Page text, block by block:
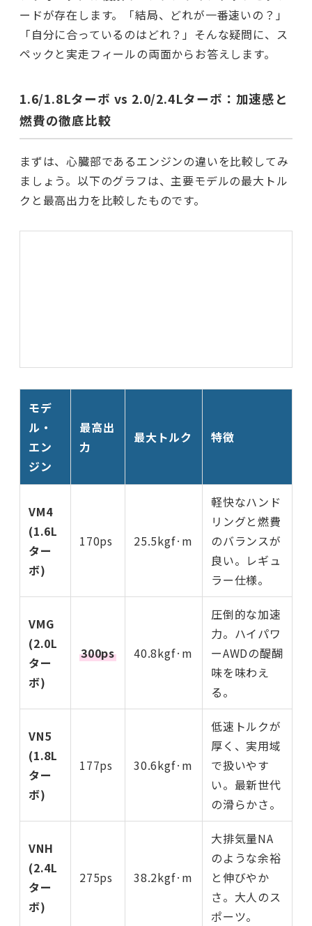
ードが存在します。「結局、どれが一番速いの？」
「自分に合っているのはどれ？」そんな疑問に、ス
ペックと実走フィールの両面からお答えします。
1.6/1.8Lターボ vs 2.0/2.4Lターボ：加速感と
燃費の徹底比較
まずは、心臓部であるエンジンの違いを比較してみ
ましょう。以下のグラフは、主要モデルの最大トル
クと最高出力を比較したものです。
モデ
ル・
エン
ジン
最高出
力
最大トルク 特徴
VM4
(1.6L
ター
ボ)
170ps 25.5kgf·m
軽快なハンド
リングと燃費
のバランスが
良い。レギュ
ラー仕様。
VMG
(2.0L
ター
ボ)
300ps 40.8kgf·m
圧倒的な加速
力。ハイパワ
ーAWDの醍醐
味を味わえ
る。
VN5
(1.8L
ター
ボ)
177ps 30.6kgf·m
低速トルクが
厚く、実用域
で扱いやす
い。最新世代
の滑らかさ。
VNH
(2.4L
ター
ボ)
275ps 38.2kgf·m
大排気量NA
のような余裕
と伸びやか
さ。大人のス
ポーツ。